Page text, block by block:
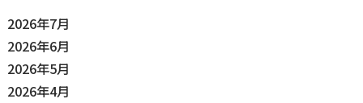
2026年7月
2026年6月
2026年5月
2026年4月